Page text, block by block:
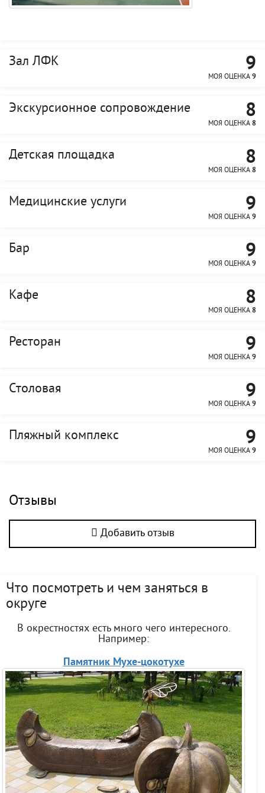
Зал ЛФК 9
МОЯ ОЦЕНКА 9
Экскурсионное сопровождение 8
МОЯ ОЦЕНКА 8
Детская площадка 8
МОЯ ОЦЕНКА 8
Медицинские услуги 9
МОЯ ОЦЕНКА 9
Бар 9
МОЯ ОЦЕНКА 9
Кафе 8
МОЯ ОЦЕНКА 8
Ресторан 9
МОЯ ОЦЕНКА 9
Столовая 9
МОЯ ОЦЕНКА 9
Пляжный комплекс 9
МОЯ ОЦЕНКА 9
Отзывы
Добавить отзыв
Что посмотреть и чем заняться в
округе
В окрестностях есть много чего интересного.
Например:
Памятник Мухе-цокотухе